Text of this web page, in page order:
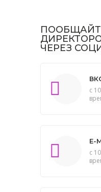
ЧЕРЕЗ
с
E-
с